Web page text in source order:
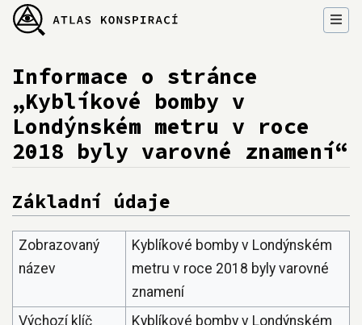
Informace o stránce
„Kyblíkové bomby v
Londýnském metru v roce
2018 byly varovné znamení“
Přejít na: navigace hledání
Základní údaje
Zobrazovaný
název
Kyblíkové bomby v Londýnském
metru v roce 2018 byly varovné
znamení
Výchozí klíč
Kyblíkové bomby v Londýnském